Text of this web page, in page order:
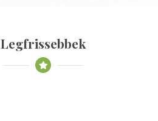
Legfrissebbek